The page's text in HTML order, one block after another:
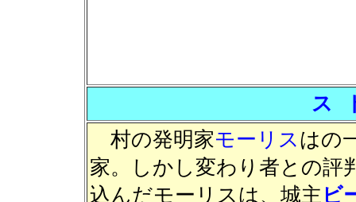
ス
村の発明家モーリスはの
家。しかし変わり者との評
込んだモーリスは、城主 ビ